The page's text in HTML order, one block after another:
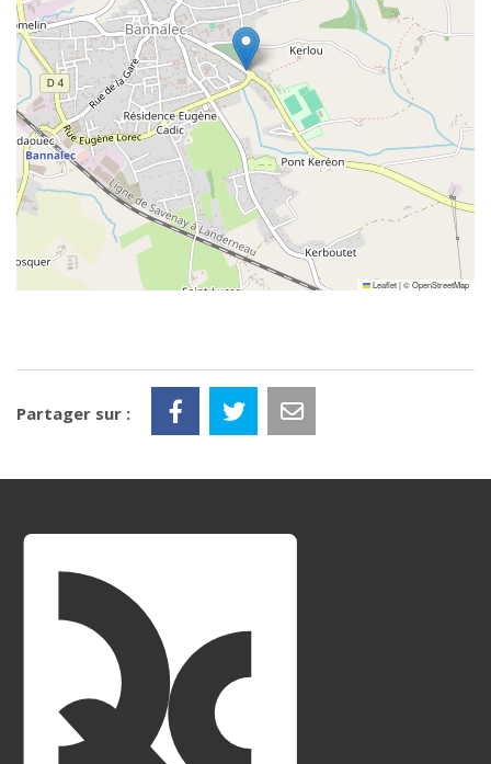
Leaflet|©OpenStreetMap
Partager sur :